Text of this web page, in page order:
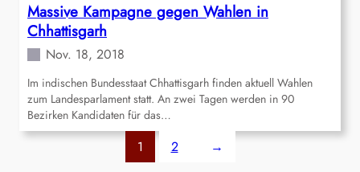
Massive Kampagne gegen Wahlen in
Chhattisgarh
Nov. 18, 2018
Im indischen Bundesstaat Chhattisgarh finden aktuell Wahlen
zum Landesparlament statt. An zwei Tagen werden in 90
Bezirken Kandidaten für das…
1 2 →